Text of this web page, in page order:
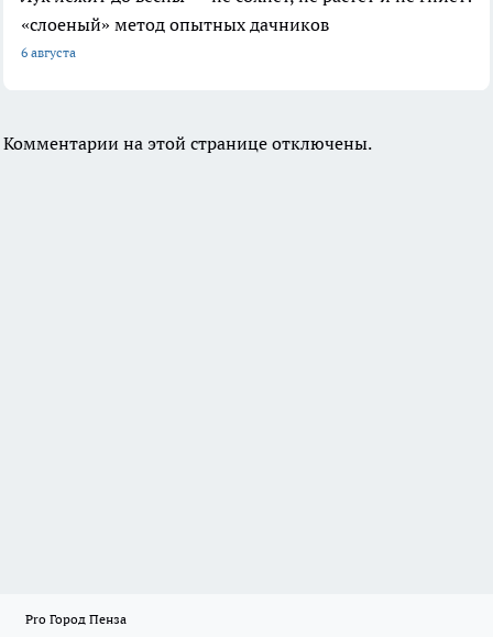
«слоеный» метод опытных дачников
6 августа
Комментарии на этой странице отключены.
Pro Город Пенза